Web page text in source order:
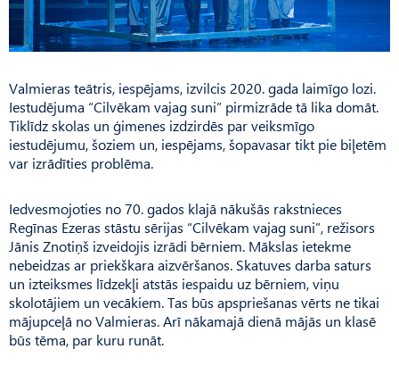
Valmieras teātris, iespējams, izvilcis 2020. gada laimīgo lozi.
Iestudējuma “Cilvēkam vajag suni” pirmizrāde tā lika domāt.
Tiklīdz skolas un ģimenes izdzirdēs par veiksmīgo
iestudējumu, šoziem un, iespējams, šopavasar tikt pie biļetēm
var izrādīties problēma.
Iedvesmojoties no 70. gados klajā nākušās rakstnieces
Regīnas Ezeras stāstu sērijas “Cilvēkam vajag suni”, režisors
Jānis Znotiņš izveidojis izrādi bērniem. Mākslas ietekme
nebeidzas ar priekškara aizvēršanos. Skatuves darba saturs
un izteiksmes līdzekļi atstās iespaidu uz bērniem, viņu
skolotājiem un vecākiem. Tas būs apspriešanas vērts ne tikai
mājupceļā no Valmieras. Arī nākamajā dienā mājās un klasē
būs tēma, par kuru runāt.